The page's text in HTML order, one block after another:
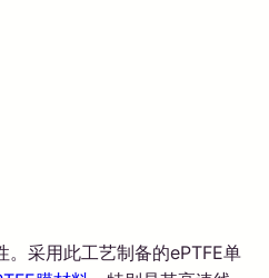
采用此工艺制备的ePTFE单